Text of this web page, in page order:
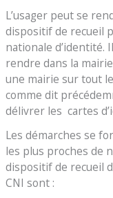
L’usager peut se
dispositif de recueil
nationale d’identité.
rendre dans la
une mairie sur tout
comme dit
délivrer les cartes
Les démarches se
les plus proches de
dispositif de recueil
CNI sont :